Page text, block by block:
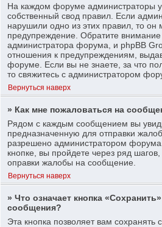
На каждом форуме администраторы
собственный свод правил. Если
нарушили одно из этих правил, то он
предупреждение. Обратите
администратора форума, и phpBB
отношения к предупреждениям,
форуме. Если вы не знаете, за что
то свяжитесь с администратором
Вернуться наверх
» Как мне пожаловаться на
Рядом с каждым сообщением вы
предназначенную для отправки
разрешено администратором
кнопке, вы пройдете через ряд
оправки жалобы на сообщение.
Вернуться наверх
» Что означает кнопка
сообщения?
Эта кнопка позволяет вам сохранять